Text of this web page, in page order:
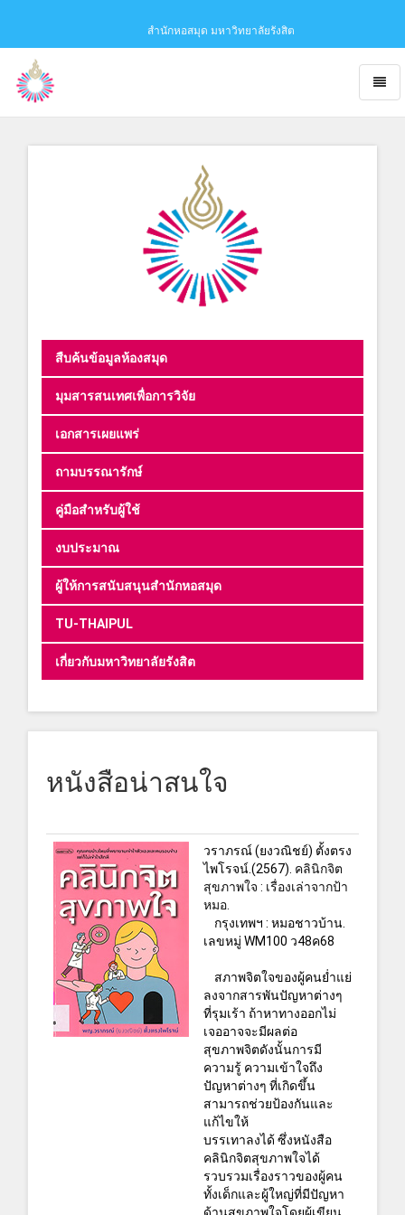
สำนักหอสมุด มหาวิทยาลัยรังสิต
go
สืบค้นข้อมูลห้องสมุด
มุมสารสนเทศเพื่อการวิจัย
เอกสารเผยแพร่
ถามบรรณารักษ์
คู่มือสำหรับผู้ใช้
งบประมาณ
ผู้ให้การสนับสนุนสำนักหอสมุด
TU-THAIPUL
เกี่ยวกับมหาวิทยาลัยรังสิต
หนังสือน่าสนใจ
วราภรณ์ (ยงวณิชย์) ตั้งตรง
ไพโรจน์.(2567). คลินิกจิต
สุขภาพใจ : เรื่องเล่าจากป้า
หมอ.
กรุงเทพฯ : หมอชาวบ้าน.
เลขหมู่ WM100 ว48ค68
สภาพจิตใจของผู้คนย่ำแย่
ลงจากสารพันปัญหาต่างๆ
ที่รุมเร้า ถ้าหาทางออกไม่
เจออาจจะมีผลต่อ
สุขภาพจิตดังนั้นการมี
ความรู้ ความเข้าใจถึง
ปัญหาต่างๆ ที่เกิดขึ้น
สามารถช่วยป้องกันและ
แก้ไขให้
บรรเทาลงได้ ซึ่งหนังสือ
คลินิกจิตสุขภาพใจได้
รวบรวมเรื่องราวของผู้คน
ทั้งเด็กและผู้ใหญ่ที่มีปัญหา